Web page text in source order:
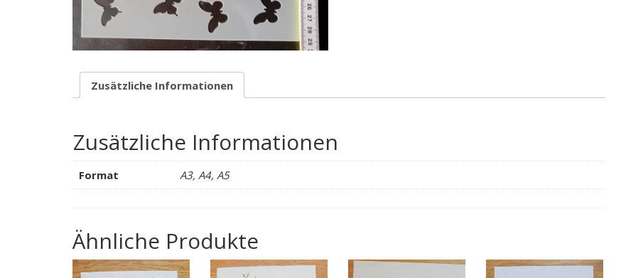
Zusätzliche Informationen
Zusätzliche Informationen
Format A3, A4, A5
Ähnliche Produkte